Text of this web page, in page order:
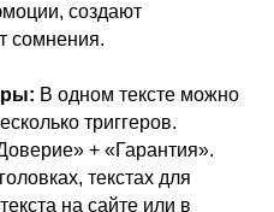
создают
сомнения.
В одном тексте можно
триггеров.
+ «Гарантия».
текстах для
на сайте или в